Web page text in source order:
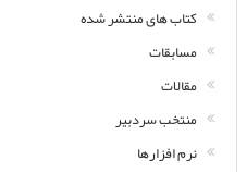
کتاب های منتشر شده
مسابقات
مقالات
منتخب سردبیر
نرم افزارها